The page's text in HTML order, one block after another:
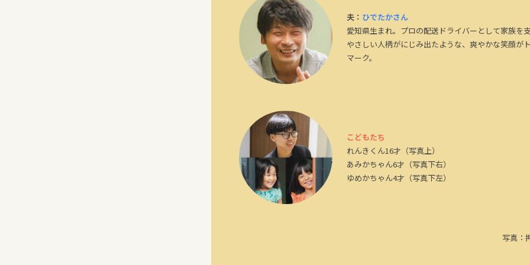
夫： ひでたかさん
愛知県生まれ。プロの配送ドライバーとして家族を支
やさしい人柄がにじみ出たような、爽やかな笑顔が
マーク。
こどもたち
れんきくん16才（写真上）
あみかちゃん6才（写真下右）
ゆめかちゃん4才（写真下左）
写真：